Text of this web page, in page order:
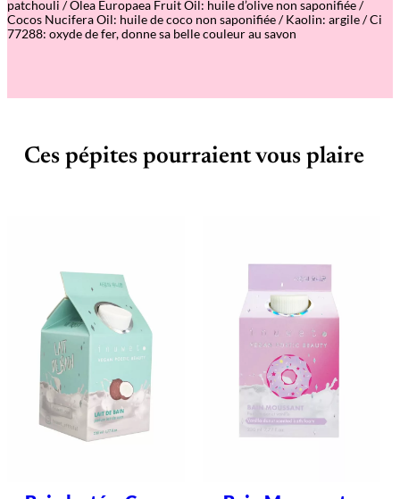
u
l
patchouli / Olea Europaea Fruit Oil: huile d’olive non saponifiée /
Cocos Nucifera Oil: huile de coco non saponifiée / Kaolin: argile / Ci
77288: oxyde de fer, donne sa belle couleur au savon
Ces pépites pourraient vous plaire